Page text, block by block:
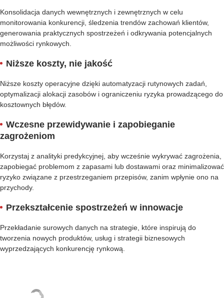
Konsolidacja danych wewnętrznych i zewnętrznych w celu
monitorowania konkurencji, śledzenia trendów zachowań klientów,
generowania praktycznych spostrzeżeń i odkrywania potencjalnych
możliwości rynkowych.
Niższe koszty, nie jakość
Niższe koszty operacyjne dzięki automatyzacji rutynowych zadań,
optymalizacji alokacji zasobów i ograniczeniu ryzyka prowadzącego do
kosztownych błędów.
Wczesne przewidywanie i zapobieganie
zagrożeniom
Korzystaj z analityki predykcyjnej, aby wcześnie wykrywać zagrożenia,
zapobiegać problemom z zapasami lub dostawami oraz minimalizować
ryzyko związane z przestrzeganiem przepisów, zanim wpłynie ono na
przychody.
Przekształcenie spostrzeżeń w innowacje
Przekładanie surowych danych na strategie, które inspirują do
tworzenia nowych produktów, usług i strategii biznesowych
wyprzedzających konkurencję rynkową.